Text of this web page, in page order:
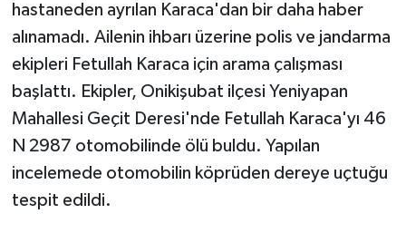
hastaneden ayrılan Karaca'dan bir daha haber
alınamadı. Ailenin ihbarı üzerine polis ve jandarma
ekipleri Fetullah Karaca için arama çalışması
başlattı. Ekipler, Onikişubat ilçesi Yeniyapan
Mahallesi Geçit Deresi'nde Fetullah Karaca'yı 46
N 2987 otomobilinde ölü buldu. Yapılan
incelemede otomobilin köprüden dereye uçtuğu
tespit edildi.